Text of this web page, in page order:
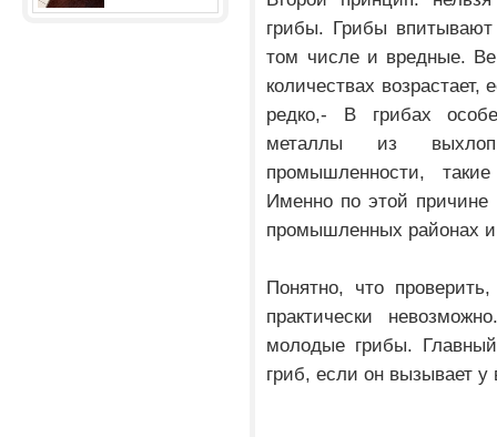
грибы. Грибы
том числе и вредные.
количествах
редко,- В грибах
металлы из
промышленности,
Именно по этой причине
промышленных районах и
Понятно, что
практически
молодые грибы.
гриб, если он вызывает